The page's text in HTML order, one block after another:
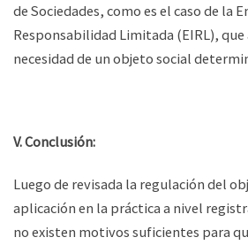
de Sociedades, como es el caso de la
Responsabilidad Limitada (EIRL), que
necesidad de un objeto social
V. Conclusión:
Luego de revisada la regulación del
aplicación en la práctica a nivel
no existen motivos suficientes para